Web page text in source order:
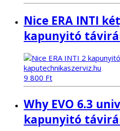
Nice ERA INTI
kapunyitó
9 800 Ft
Why EVO 6.3
kapunyitó